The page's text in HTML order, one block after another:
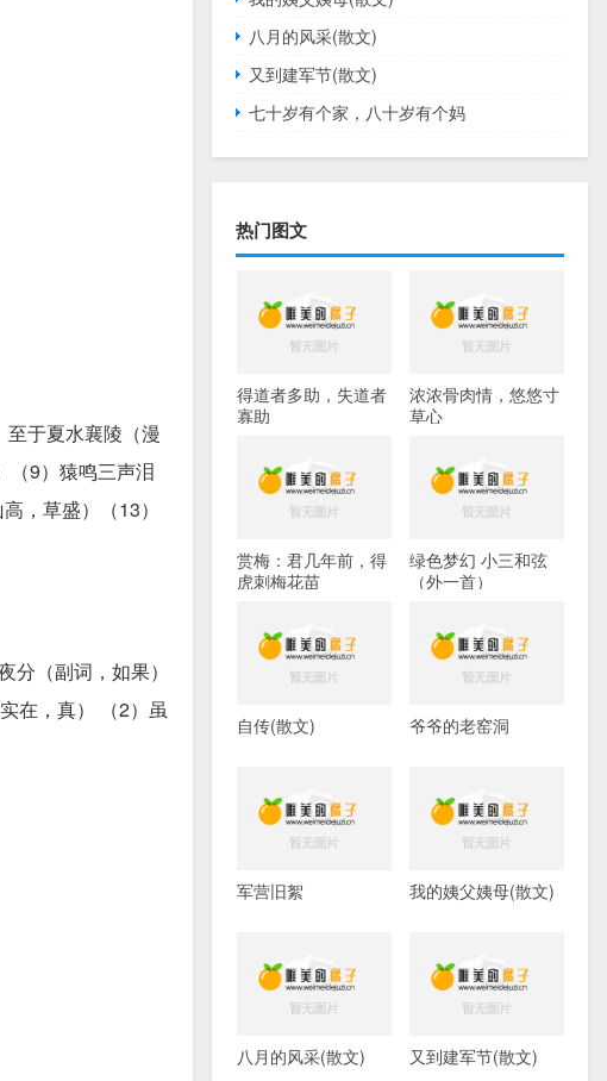
至于夏水襄陵（漫
（9）猿鸣三声泪
，草盛）（13）
（副词，如果）
在，真） （2）虽
八月的风采(散文)
又到建军节(散文)
七十岁有个家，八十岁有个妈
热门图文
得道者多助，失道者
寡助
浓浓骨肉情，悠悠寸
草心
赏梅：君几年前，得
虎刺梅花苗
绿色梦幻 小三和弦
（外一首）
自传(散文) 爷爷的老窑洞
军营旧絮 我的姨父姨母(散文)
八月的风采(散文) 又到建军节(散文)